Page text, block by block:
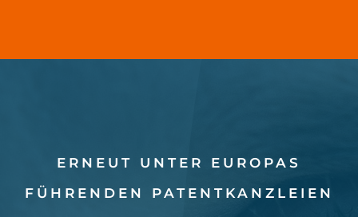
ERNEUT UNTER EUROPAS
FÜHRENDEN PATENTKANZLEIEN